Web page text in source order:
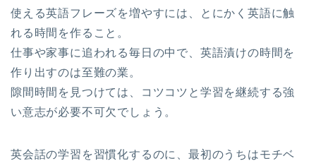
使える英語フレーズを増やすには、とにかく英語に触
れる時間を作ること。
仕事や家事に追われる毎日の中で、英語漬けの時間を
作り出すのは至難の業。
隙間時間を見つけては、コツコツと学習を継続する強
い意志が必要不可欠でしょう。
英会話の学習を習慣化するのに、最初のうちはモチベ